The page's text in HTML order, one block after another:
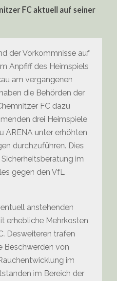
FC aktuell auf seiner
der Vorkommnisse auf
Anpfiff des Heimspiels
am vergangenen
die Behörden der
FC dazu
drei Heimspiele
ARENA unter erhöhten
durchzuführen. Dies
im
gegen den VfL
anstehenden
erhebliche Mehrkosten
Desweiteren trafen
Beschwerden von
im
im Bereich der